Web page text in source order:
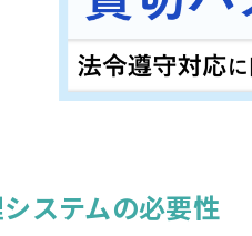
ステムの必要性